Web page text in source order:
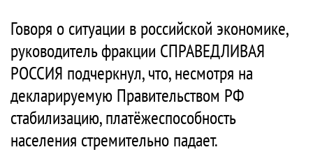
Говоря о ситуации в российской экономике,
руководитель фракции СПРАВЕДЛИВАЯ
РОССИЯ подчеркнул, что, несмотря на
декларируемую Правительством РФ
стабилизацию, платёжеспособность
населения стремительно падает.